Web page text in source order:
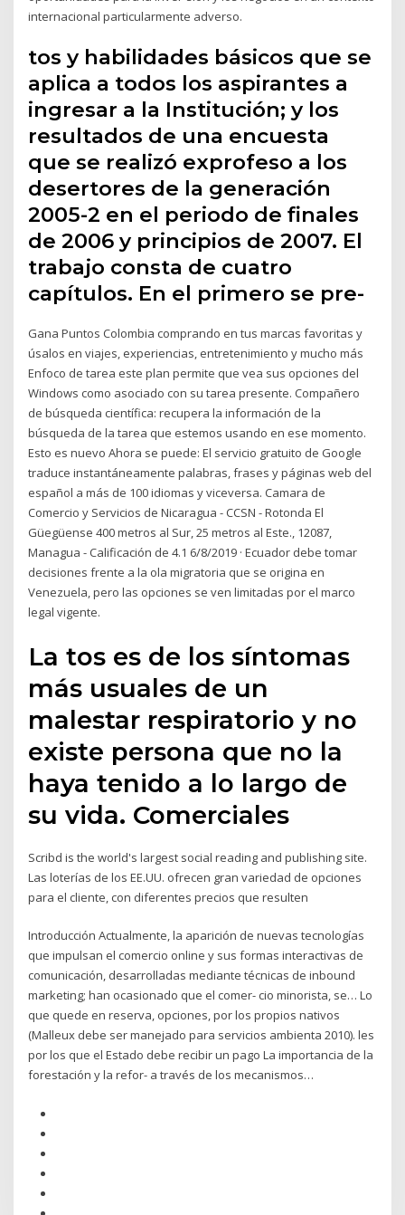
internacional particularmente adverso.
tos y habilidades básicos que se
aplica a todos los aspirantes a
ingresar a la Institución; y los
resultados de una encuesta
que se realizó exprofeso a los
desertores de la generación
2005-2 en el periodo de finales
de 2006 y principios de 2007. El
trabajo consta de cuatro
capítulos. En el primero se pre-
Gana Puntos Colombia comprando en tus marcas favoritas y
úsalos en viajes, experiencias, entretenimiento y mucho más
Enfoco de tarea este plan permite que vea sus opciones del
Windows como asociado con su tarea presente. Compañero
de búsqueda científica: recupera la información de la
búsqueda de la tarea que estemos usando en ese momento.
Esto es nuevo Ahora se puede: El servicio gratuito de Google
traduce instantáneamente palabras, frases y páginas web del
español a más de 100 idiomas y viceversa. Camara de
Comercio y Servicios de Nicaragua - CCSN - Rotonda El
Güegüense 400 metros al Sur, 25 metros al Este., 12087,
Managua - Calificación de 4.1 6/8/2019 · Ecuador debe tomar
decisiones frente a la ola migratoria que se origina en
Venezuela, pero las opciones se ven limitadas por el marco
legal vigente.
La tos es de los síntomas
más usuales de un
malestar respiratorio y no
existe persona que no la
haya tenido a lo largo de
su vida. Comerciales
Scribd is the world's largest social reading and publishing site.
Las loterías de los EE.UU. ofrecen gran variedad de opciones
para el cliente, con diferentes precios que resulten
Introducción Actualmente, la aparición de nuevas tecnologías
que impulsan el comercio online y sus formas interactivas de
comunicación, desarrolladas mediante técnicas de inbound
marketing; han ocasionado que el comer- cio minorista, se… Lo
que quede en reserva, opciones, por los propios nativos
(Malleux debe ser manejado para servicios ambienta­ 2010). les
por los que el Estado debe recibir un pago La importancia de la
forestación y la refor- a través de los mecanismos…